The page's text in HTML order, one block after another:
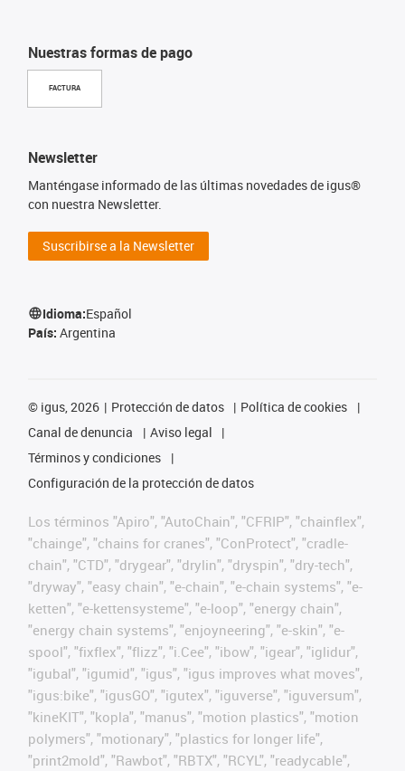
Nuestras formas de pago
FACTURA
Newsletter
Manténgase informado de las últimas novedades de igus®
con nuestra Newsletter.
Suscribirse a la Newsletter
Idioma:Español
País: Argentina
© igus, 2026 Protección de datos
Política de cookies
Canal de denuncia
Aviso legal
Términos y condiciones
Configuración de la protección de datos
Los términos "Apiro", "AutoChain", "CFRIP", "chainflex",
"chainge", "chains for cranes", "ConProtect", "cradle-
chain", "CTD", "drygear", "drylin", "dryspin", "dry-tech",
"dryway", "easy chain", "e-chain", "e-chain systems", "e-
ketten", "e-kettensysteme", "e-loop", "energy chain",
"energy chain systems", "enjoyneering", "e-skin", "e-
spool", "fixflex", "flizz", "i.Cee", "ibow", "igear", "iglidur",
"igubal", "igumid", "igus", "igus improves what moves",
"igus:bike", "igusGO", "igutex", "iguverse", "iguversum",
"kineKIT", "kopla", "manus", "motion plastics", "motion
polymers", "motionary", "plastics for longer life",
"print2mold", "Rawbot", "RBTX", "RCYL", "readycable",